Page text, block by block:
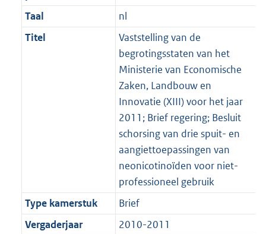
Taal
nl
Titel
Vaststelling van de
begrotingsstaten van het
Ministerie van Economische
Zaken, Landbouw en
Innovatie (XIII) voor het jaar
2011; Brief regering; Besluit
schorsing van drie spuit- en
aangiettoepassingen van
neonicotinoïden voor niet-
professioneel gebruik
Type kamerstuk
Brief
Vergaderjaar
2010-2011